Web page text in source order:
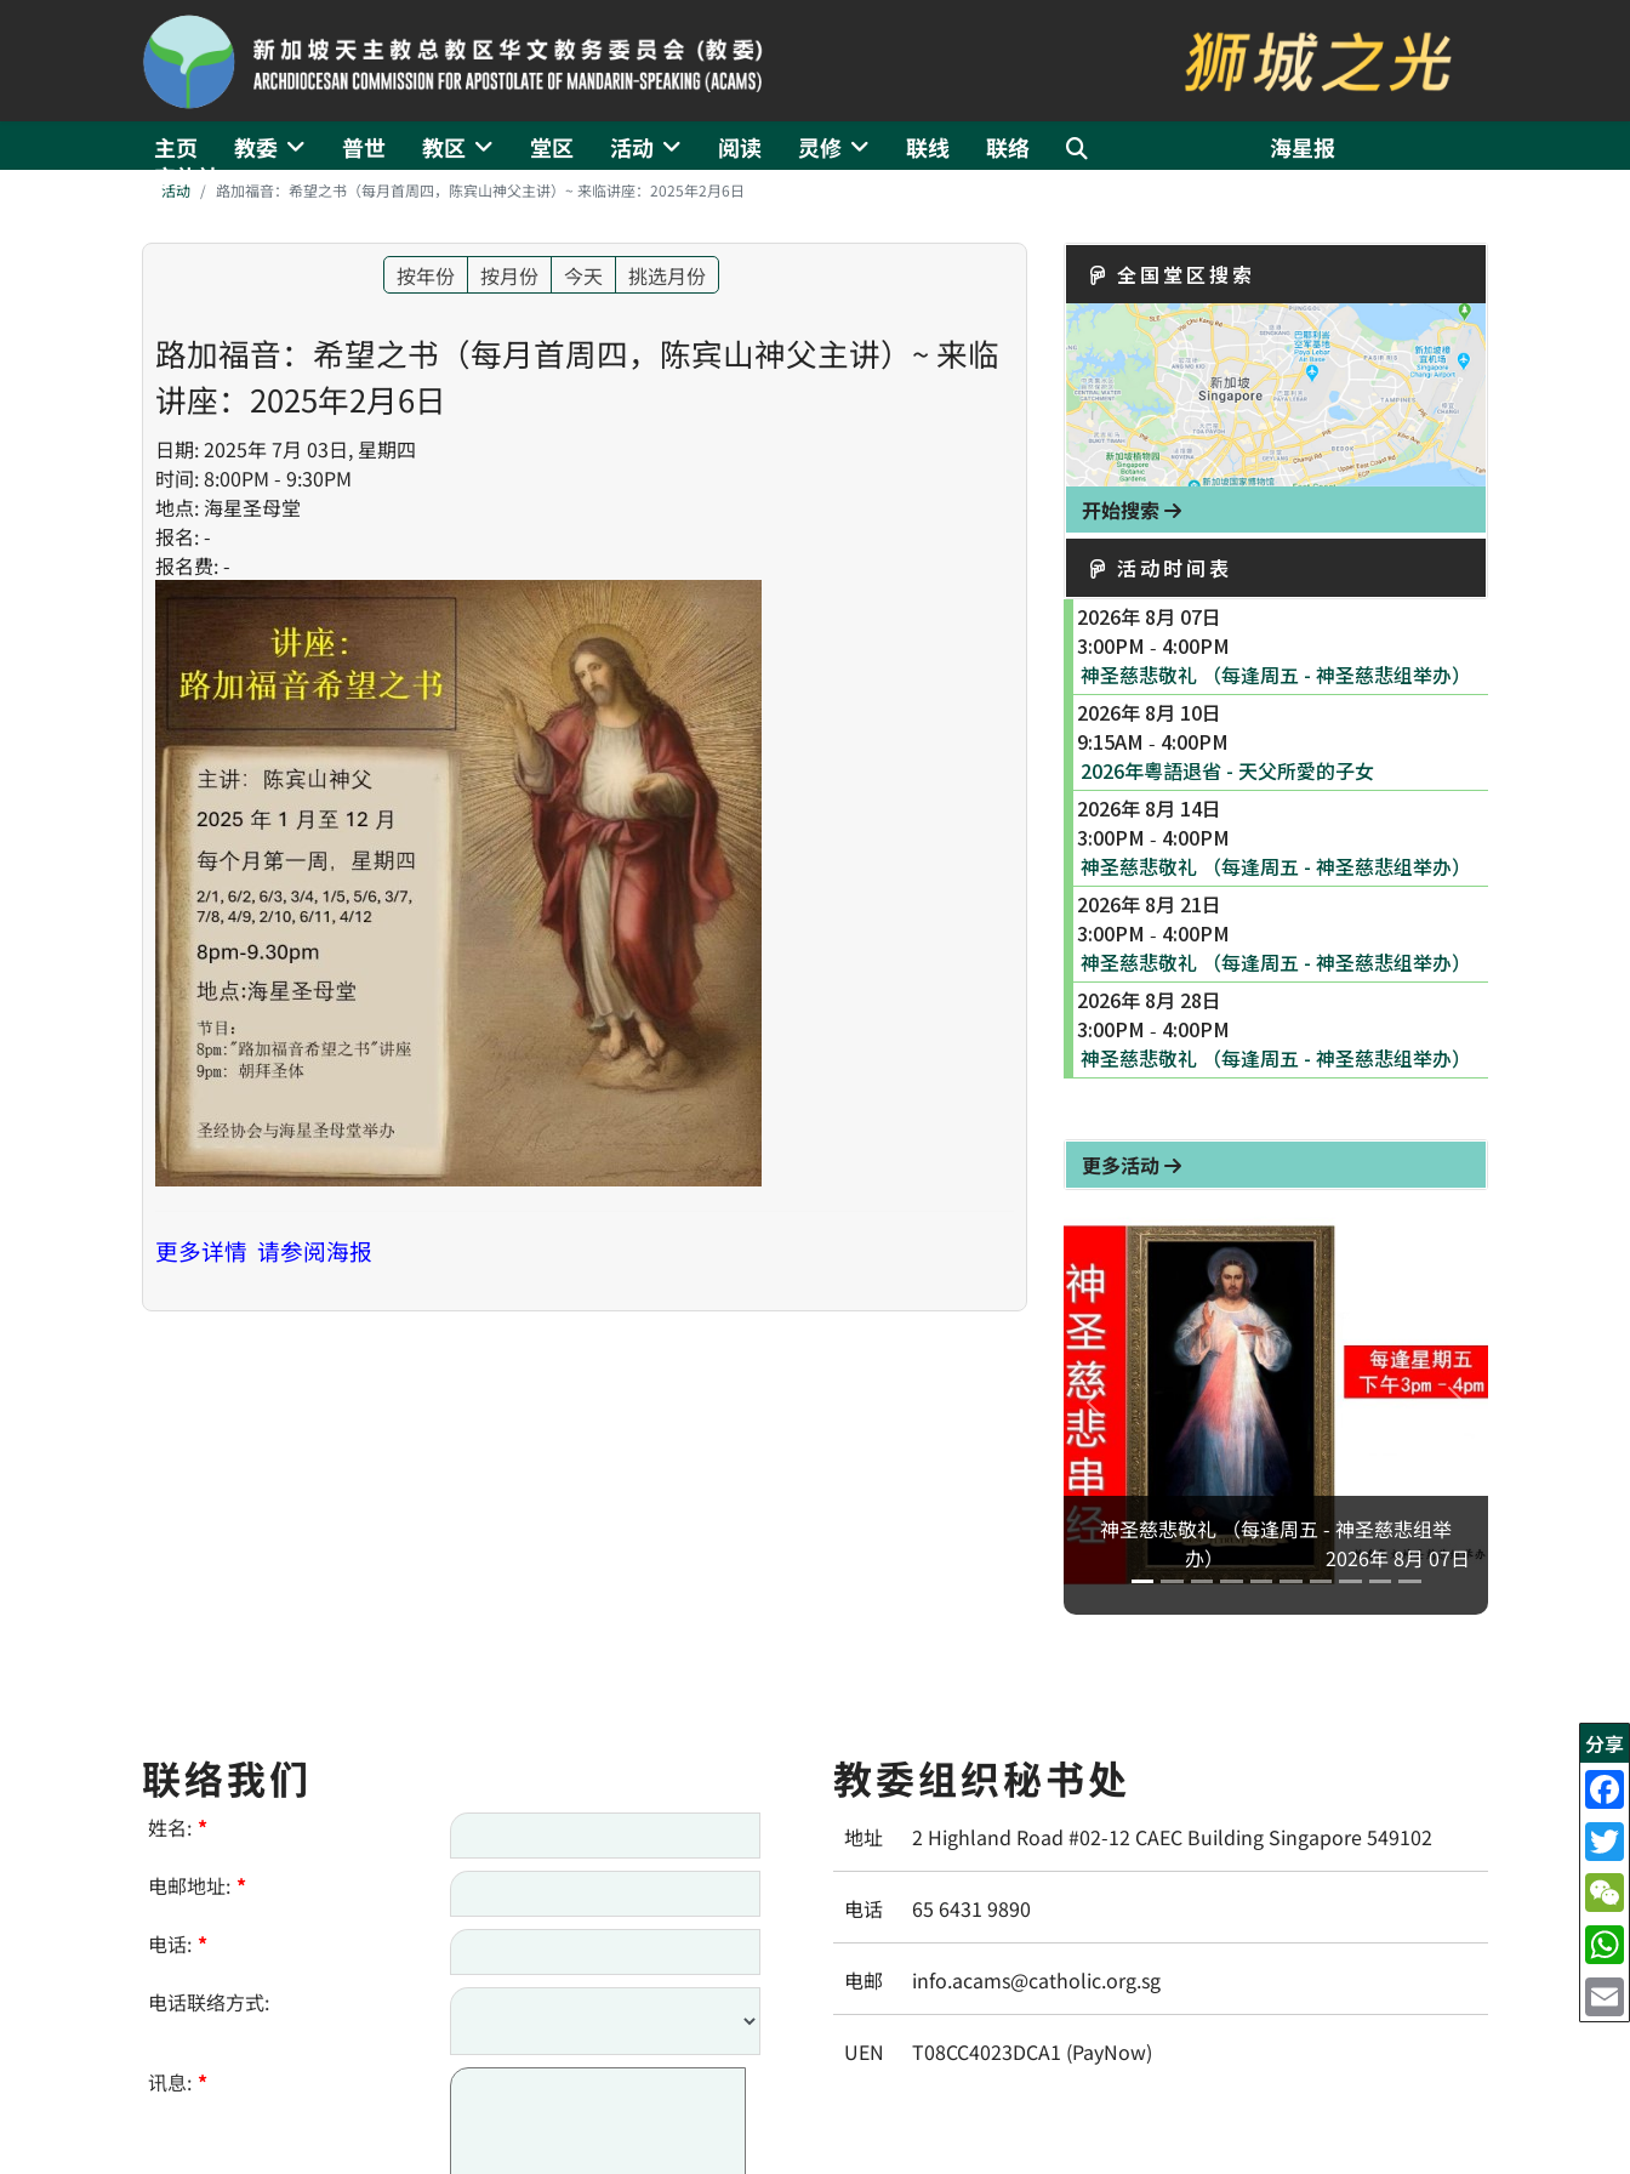
主页 教委 普世 教区 堂区 活动 阅读 灵修 联线 联络
海星报
守礼社
活动 路加福音：希望之书（每月首周四，陈宾山神父主讲）~ 来临讲座：2025年2月6日
分享
按年份 按月份 今天 挑选月份
路加福音：希望之书（每月首周四，陈宾山神父主讲）~ 来临
讲座：2025年2月6日
日期: 2025年 7月 03日, 星期四
时间: 8:00PM - 9:30PM
地点: 海星圣母堂
报名: -
报名费: -
更多详情 请参阅海报
全国堂区搜索
开始搜索
活动时间表
2026年 8月 07日
3:00PM - 4:00PM
神圣慈悲敬礼 （每逢周五 - 神圣慈悲组举办）
2026年 8月 10日
9:15AM - 4:00PM
2026年粵語退省 - 天父所愛的子女
2026年 8月 14日
3:00PM - 4:00PM
神圣慈悲敬礼 （每逢周五 - 神圣慈悲组举办）
2026年 8月 21日
3:00PM - 4:00PM
神圣慈悲敬礼 （每逢周五 - 神圣慈悲组举办）
2026年 8月 28日
3:00PM - 4:00PM
神圣慈悲敬礼 （每逢周五 - 神圣慈悲组举办）
更多活动
神圣慈悲敬礼 （每逢周五 - 神圣慈悲组举
办）
2026年 8月 07日
联络我们
姓名: *
电邮地址: *
电话: *
电话联络方式:
讯息: *
教委组织秘书处
地址 2 Highland Road #02-12 CAEC Building Singapore 549102
电话 65 6431 9890
电邮 info.acams@catholic.org.sg
UEN T08CC4023DCA1 (PayNow)